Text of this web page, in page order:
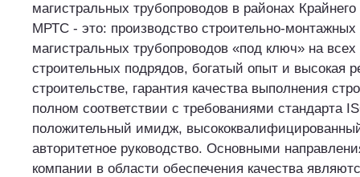
магистральных трубопроводов в районах
МРТС - это: производство строительно-монтажных
магистральных трубопроводов «под ключ» на всех
строительных подрядов, богатый опыт и высокая
строительстве, гарантия качества выполнения
полном соответствии с требованиями стандарта
положительный имидж,
авторитетное руководство. Основными
компании в области обеспечения качества